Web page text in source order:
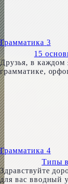
Грамматика 3
15
Друзья, в каждом
грамматике,
Грамматика 4
Типы
Здравствуйте
для вас вводный